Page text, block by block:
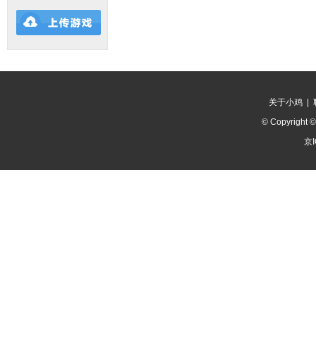
关于小鸡 |
© Copyright
京